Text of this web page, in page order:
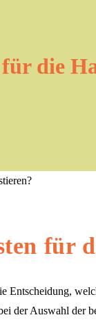
die
für
der Auswahl der